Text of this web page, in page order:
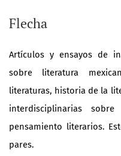
Flecha
Artículos y ensayos de
sobre literatura
literaturas, historia de la
interdisciplinarias
pensamiento literarios.
pares.